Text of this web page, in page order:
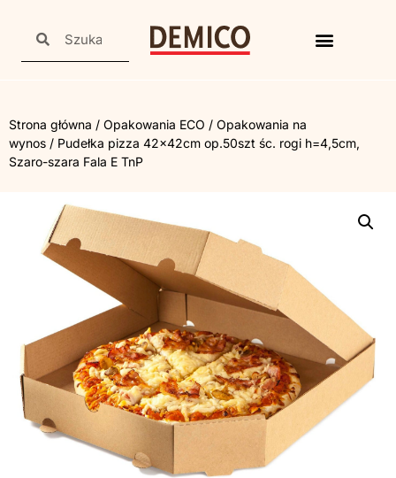
Strona główna / Opakowania ECO / Opakowania na
wynos / Pudełka pizza 42x42cm op.50szt śc. rogi h=4,5cm,
Szaro-szara Fala E TnP